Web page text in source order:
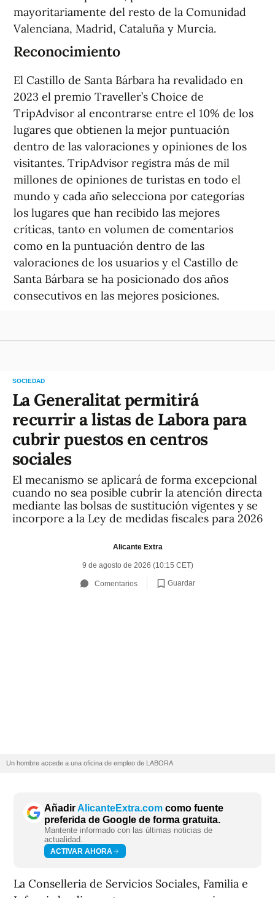
mayoritariamente del resto de la Comunidad
Valenciana, Madrid, Cataluña y Murcia.
Reconocimiento
El Castillo de Santa Bárbara ha revalidado en
2023 el premio Traveller’s Choice de
TripAdvisor al encontrarse entre el 10% de los
lugares que obtienen la mejor puntuación
dentro de las valoraciones y opiniones de los
visitantes. TripAdvisor registra más de mil
millones de opiniones de turistas en todo el
mundo y cada año selecciona por categorías
los lugares que han recibido las mejores
críticas, tanto en volumen de comentarios
como en la puntuación dentro de las
valoraciones de los usuarios y el Castillo de
Santa Bárbara se ha posicionado dos años
consecutivos en las mejores posiciones.
SOCIEDAD
La Generalitat permitirá
recurrir a listas de Labora para
cubrir puestos en centros
sociales
El mecanismo se aplicará de forma excepcional
cuando no sea posible cubrir la atención directa
mediante las bolsas de sustitución vigentes y se
incorpore a la Ley de medidas fiscales para 2026
Alicante Extra
9 de agosto de 2026 (10:15 CET)
Comentarios Guardar
Un hombre accede a una oficina de empleo de LABORA
AñadirAlicanteExtra.com como fuente
preferida de Google de forma gratuita.
Mantente informado con las últimas noticias de
actualidad.
ACTIVAR AHORA
La Conselleria de Servicios Sociales, Familia e